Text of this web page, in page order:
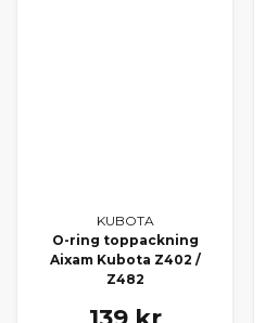
KUBOTA
O-ring toppackning
Aixam Kubota Z402 /
Z482